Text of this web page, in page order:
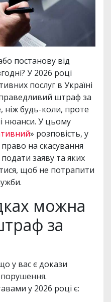
постанову від
У 2026 році
послуг в Україні
штраф за
будь-коли, проте
нюанси. У цьому
» розповість, у
на скасування
заяву та яких
щоб не потрапити
можна
за
у вас є докази
у 2026 році є: